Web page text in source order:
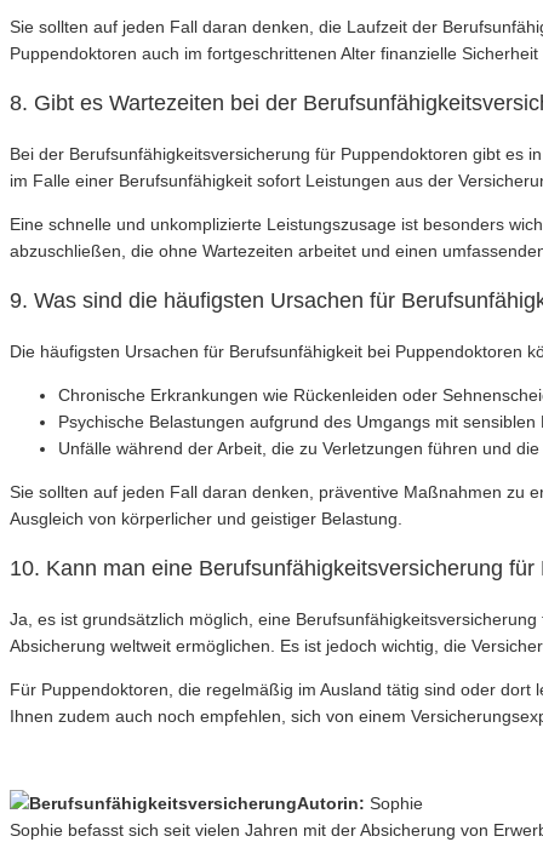
Sie sollten auf jeden Fall daran denken, die Laufzeit der
Puppendoktoren auch im fortgeschrittenen Alter finanzielle
8. Gibt es Wartezeiten bei der
Bei der Berufsunfähigkeitsversicherung für Puppendoktoren gibt es
im Falle einer Berufsunfähigkeit sofort Leistungen aus der
Eine schnelle und unkomplizierte Leistungszusage ist besonders
abzuschließen, die ohne Wartezeiten arbeitet und einen
9. Was sind die häufigsten Ursachen für
Die häufigsten Ursachen für Berufsunfähigkeit bei Puppendoktoren
Chronische Erkrankungen wie Rückenleiden oder
Psychische Belastungen aufgrund des Umgangs mit
Unfälle während der Arbeit, die zu Verletzungen führen und
Sie sollten auf jeden Fall daran denken, präventive Maßnahmen zu
Ausgleich von körperlicher und geistiger Belastung.
10. Kann man eine Berufsunfähigkeitsversicherung
Ja, es ist grundsätzlich möglich, eine
Absicherung weltweit ermöglichen. Es ist jedoch wichtig, die
Für Puppendoktoren, die regelmäßig im Ausland tätig sind oder
Ihnen zudem auch noch empfehlen, sich von einem
Autorin: Sophie
Sophie befasst sich seit vielen Jahren mit der Absicherung von